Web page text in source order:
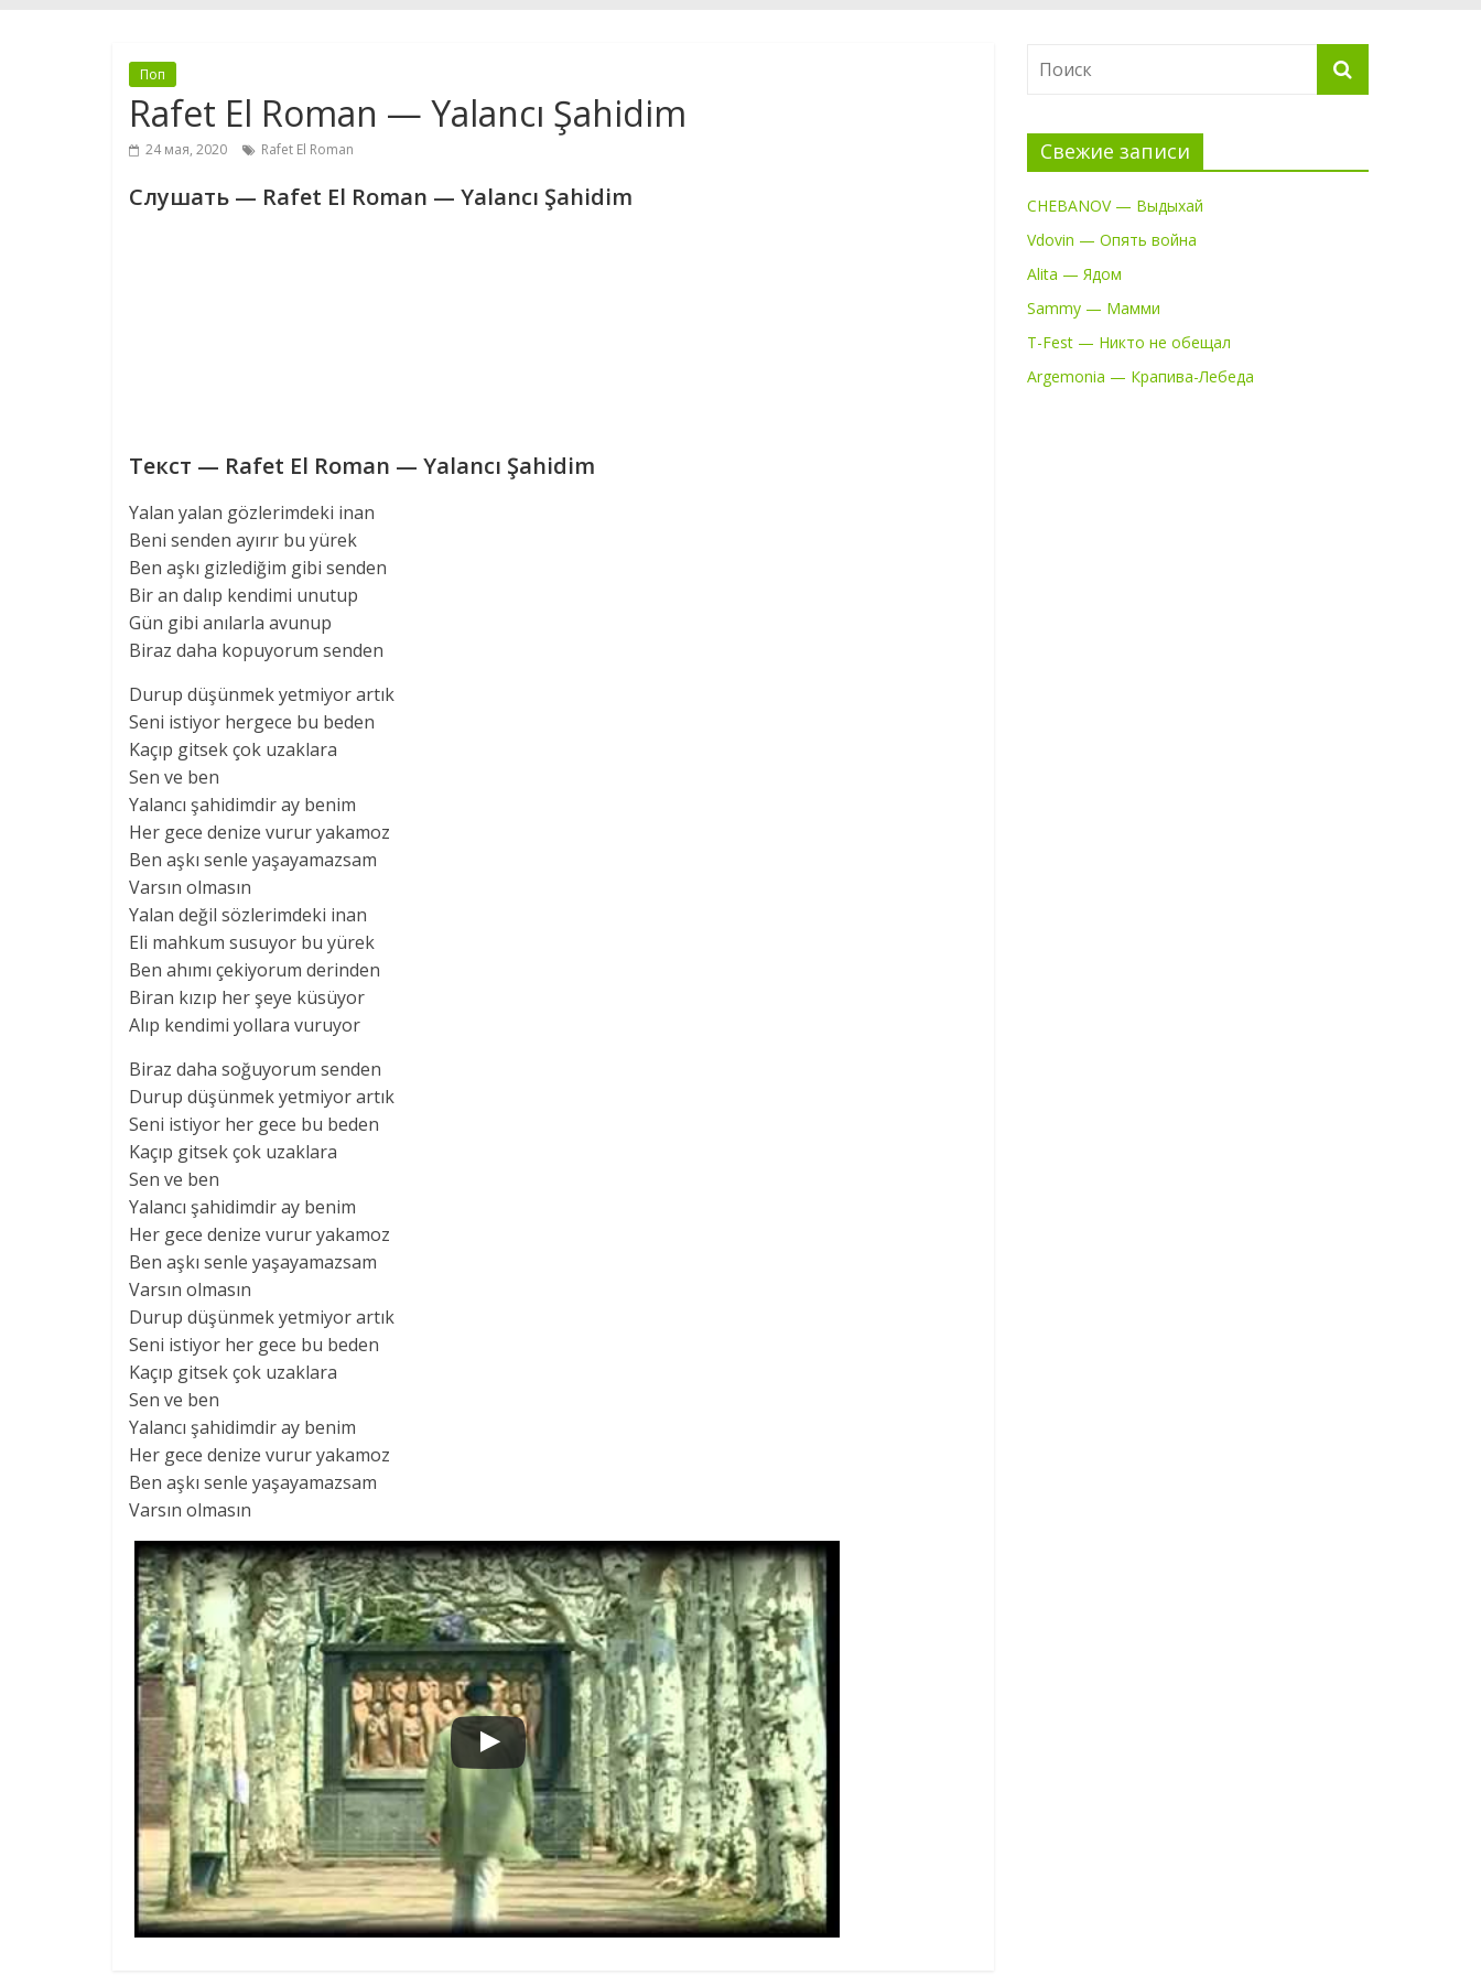
Поп
Rafet El Roman — Yalancı Şahidim
24 мая, 2020 Rafet El Roman
Слушать — Rafet El Roman — Yalancı Şahidim
Текст — Rafet El Roman — Yalancı Şahidim
Yalan yalan gözlerimdeki inan
Beni senden ayırır bu yürek
Ben aşkı gizlediğim gibi senden
Bir an dalıp kendimi unutup
Gün gibi anılarla avunup
Biraz daha kopuyorum senden
Durup düşünmek yetmiyor artık
Seni istiyor hergece bu beden
Kaçıp gitsek çok uzaklara
Sen ve ben
Yalancı şahidimdir ay benim
Her gece denize vurur yakamoz
Ben aşkı senle yaşayamazsam
Varsın olmasın
Yalan değil sözlerimdeki inan
Eli mahkum susuyor bu yürek
Ben ahımı çekiyorum derinden
Biran kızıp her şeye küsüyor
Alıp kendimi yollara vuruyor
Biraz daha soğuyorum senden
Durup düşünmek yetmiyor artık
Seni istiyor her gece bu beden
Kaçıp gitsek çok uzaklara
Sen ve ben
Yalancı şahidimdir ay benim
Her gece denize vurur yakamoz
Ben aşkı senle yaşayamazsam
Varsın olmasın
Durup düşünmek yetmiyor artık
Seni istiyor her gece bu beden
Kaçıp gitsek çok uzaklara
Sen ve ben
Yalancı şahidimdir ay benim
Her gece denize vurur yakamoz
Ben aşkı senle yaşayamazsam
Varsın olmasın
Свежие записи
CHEBANOV — Выдыхай
Vdovin — Опять война
Alita — Ядом
Sammy — Мамми
T-Fest — Никто не обещал
Argemonia — Крапива-Лебеда